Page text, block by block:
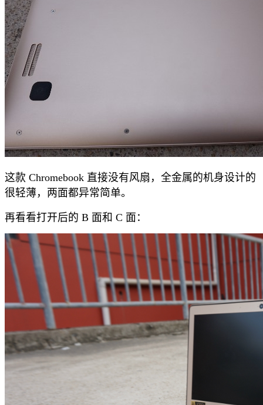
这款 Chromebook 直接没有风扇，全金属的机身设计的
很轻薄，两面都异常简单。
再看看打开后的 B 面和 C 面：